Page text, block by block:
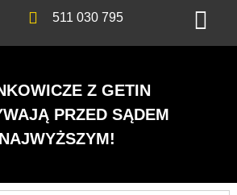
511 030 795
Z GETIN
PRZED SĄDEM
NAJWYŻSZYM!